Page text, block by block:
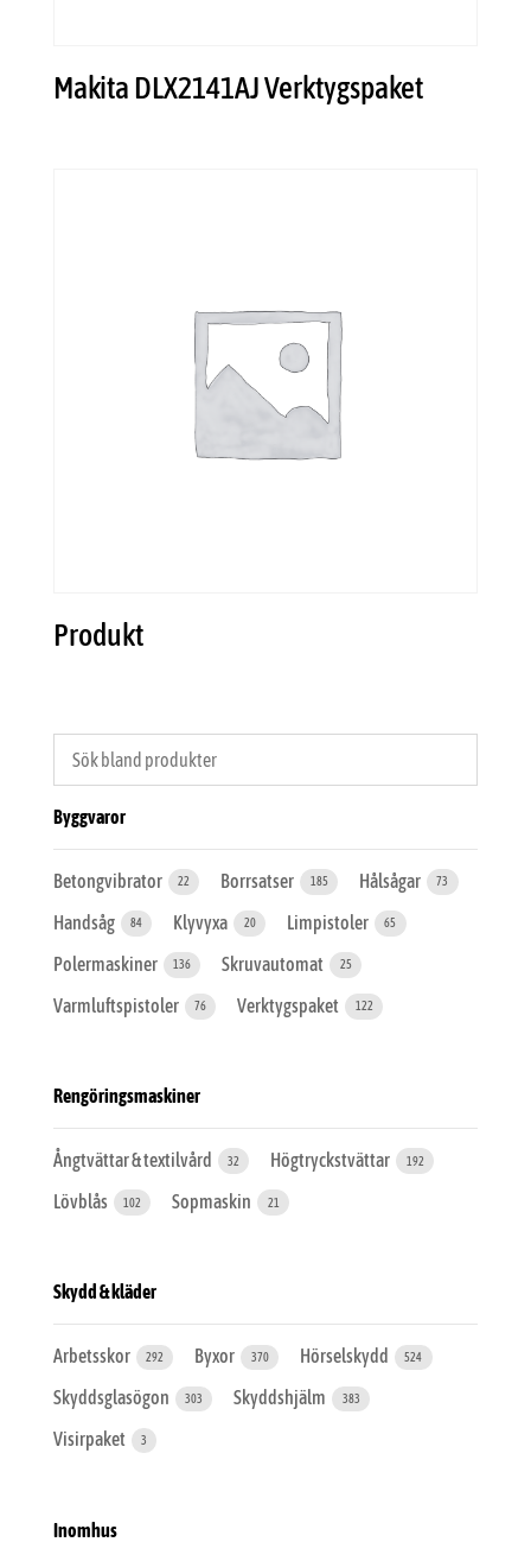
Makita DLX2141AJ Verktygspaket
Produkt
Byggvaror
Betongvibrator 22 Borrsatser 185 Hålsågar 73
Handsåg 84 Klyvyxa 20 Limpistoler 65
Polermaskiner 136 Skruvautomat 25
Varmluftspistoler 76 Verktygspaket 122
Rengöringsmaskiner
Ångtvättar & textilvård 32 Högtryckstvättar 192
Lövblås 102 Sopmaskin 21
Skydd & kläder
Arbetsskor 292 Byxor 370 Hörselskydd 524
Skyddsglasögon 303 Skyddshjälm 383
Visirpaket 3
Inomhus